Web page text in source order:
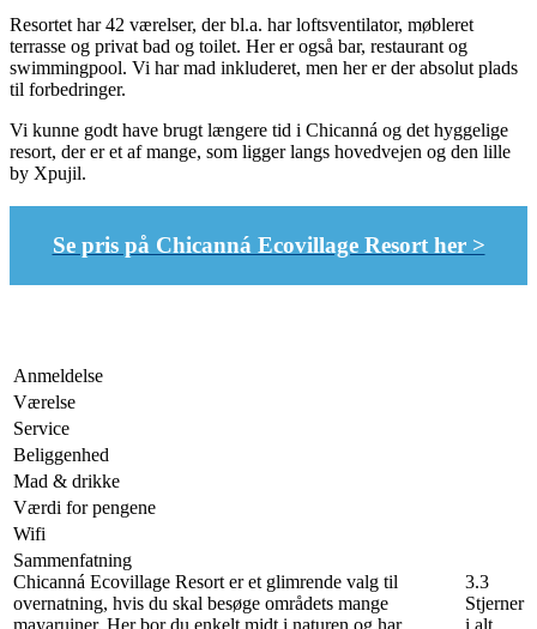
Resortet har 42 værelser, der bl.a. har loftsventilator, møbleret
terrasse og privat bad og toilet. Her er også bar, restaurant og
swimmingpool. Vi har mad inkluderet, men her er der absolut plads
til forbedringer.
Vi kunne godt have brugt længere tid i Chicanná og det hyggelige
resort, der er et af mange, som ligger langs hovedvejen og den lille
by Xpujil.
Se pris på Chicanná Ecovillage Resort her >
Anmeldelse
Værelse
Service
Beliggenhed
Mad & drikke
Værdi for pengene
Wifi
Sammenfatning
Chicanná Ecovillage Resort er et glimrende valg til
overnatning, hvis du skal besøge områdets mange
3.3
Stjerner